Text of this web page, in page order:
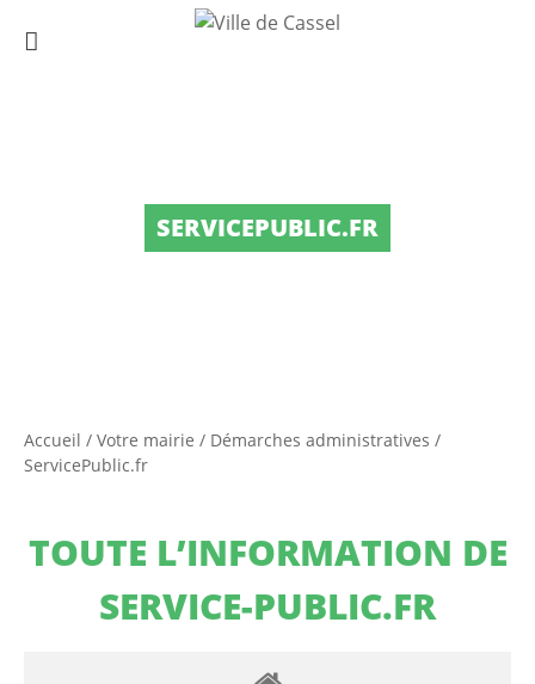
SERVICEPUBLIC.FR
Accueil / Votre mairie / Démarches administratives /
ServicePublic.fr
TOUTE L’INFORMATION DE
SERVICE-PUBLIC.FR